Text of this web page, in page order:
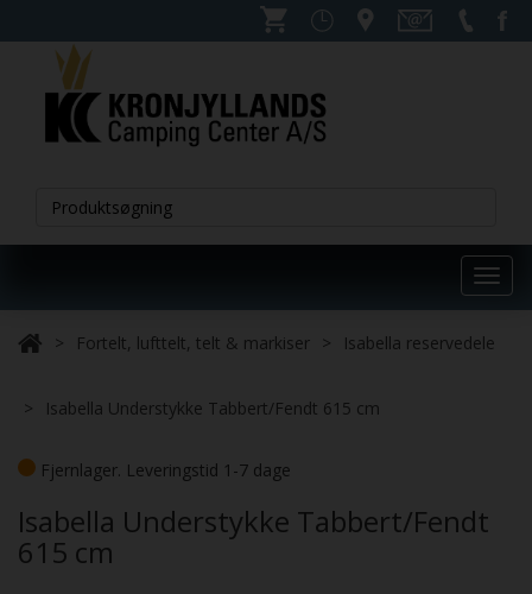
Fortelt, lufttelt, telt & markiser Isabella reservedele
Isabella Understykke Tabbert/Fendt 615 cm
Fjernlager. Leveringstid 1-7 dage
Isabella Understykke Tabbert/Fendt
615 cm